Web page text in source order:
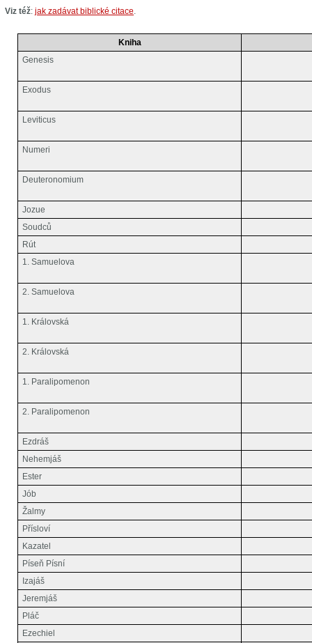
Viz též: jak zadávat biblické citace.
Kniha
Genesis
Exodus
Leviticus
Numeri
Deuteronomium
Jozue
Soudců
Rút
1. Samuelova
2. Samuelova
1. Královská
2. Královská
1. Paralipomenon
2. Paralipomenon
Ezdráš
Nehemjáš
Ester
Jób
Žalmy
Přísloví
Kazatel
Píseň Písní
Izajáš
Jeremjáš
Pláč
Ezechiel